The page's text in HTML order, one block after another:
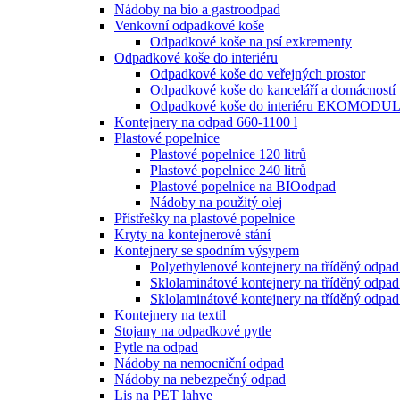
Nádoby na bio a gastroodpad
Venkovní odpadkové koše
Odpadkové koše na psí exkrementy
Odpadkové koše do interiéru
Odpadkové koše do veřejných prostor
Odpadkové koše do kanceláří a domácností
Odpadkové koše do interiéru EKOMODUL
Kontejnery na odpad 660-1100 l
Plastové popelnice
Plastové popelnice 120 litrů
Plastové popelnice 240 litrů
Plastové popelnice na BIOodpad
Nádoby na použitý olej
Přístřešky na plastové popelnice
Kryty na kontejnerové stání
Kontejnery se spodním výsypem
Polyethylenové kontejnery na tříděný
Sklolaminátové kontejnery na tříděný
Sklolaminátové kontejnery na tříděný
Kontejnery na textil
Stojany na odpadkové pytle
Pytle na odpad
Nádoby na nemocniční odpad
Nádoby na nebezpečný odpad
Lis na PET lahve